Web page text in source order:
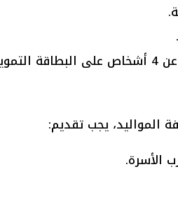
المواليد، يجب تقديم:
الأسرة.